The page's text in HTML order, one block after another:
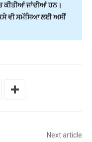
ਕੀਤੀਆਂ ਜਾਂਦੀਆਂ ਹਨ।
ਵੀ ਸਮੱਸਿਆ ਲਈ ਅਸੀਂ
Next article